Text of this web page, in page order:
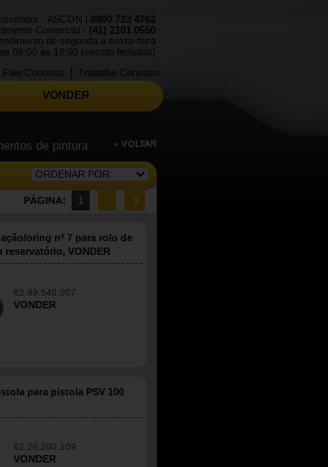
- ASCON | 0800 723 4762
Comercial - (41) 2101 0550
de segunda a sexta-feira
08:00 às 18:00 (exceto feriados)
Trabalhe Conosco
Fale Conosco
VONDER
de pintura « VOLTAR
PÁGINA: 1 2
oring nº 7 para rolo de
reservatório, VONDER
62.99.540.007
VONDER
para pistola PSV 100
62.20.200.109
VONDER